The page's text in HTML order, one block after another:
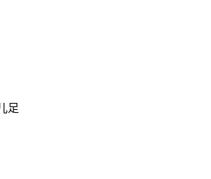
足